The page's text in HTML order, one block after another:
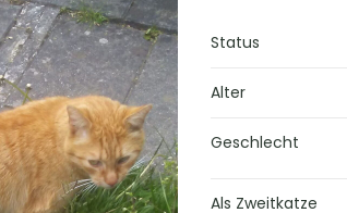
Status
Alter
Geschlecht
Als Zweitkatze